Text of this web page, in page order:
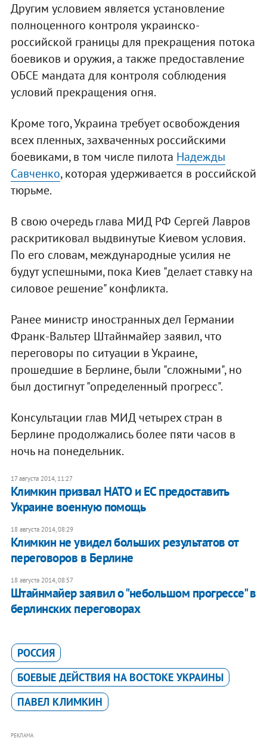
Другим условием является установление
полноценного контроля украинско-
российской границы для прекращения потока
боевиков и оружия, а также предоставление
ОБСЕ мандата для контроля соблюдения
условий прекращения огня.
Кроме того, Украина требует освобождения
всех пленных, захваченных российскими
боевиками, в том числе пилота Надежды
Савченко, которая удерживается в российской
тюрьме.
В свою очередь глава МИД РФ Сергей Лавров
раскритиковал выдвинутые Киевом условия.
По его словам, международные усилия не
будут успешными, пока Киев "делает ставку на
силовое решение" конфликта.
Ранее министр иностранных дел Германии
Франк-Вальтер Штайнмайер заявил, что
переговоры по ситуации в Украине,
прошедшие в Берлине, были "сложными", но
был достигнут "определенный прогресс".
Консультации глав МИД четырех стран в
Берлине продолжались более пяти часов в
ночь на понедельник.
17 августа 2014, 11:27
Климкин призвал НАТО и ЕС предоставить
Украине военную помощь
18 августа 2014, 08:29
Климкин не увидел больших результатов от
переговоров в Берлине
18 августа 2014, 08:57
Штайнмайер заявил о "небольшом прогрессе" в
берлинских переговорах
РОССИЯ
БОЕВЫЕ ДЕЙСТВИЯ НА ВОСТОКЕ УКРАИНЫ
ПАВЕЛ КЛИМКИН
РЕКЛАМА